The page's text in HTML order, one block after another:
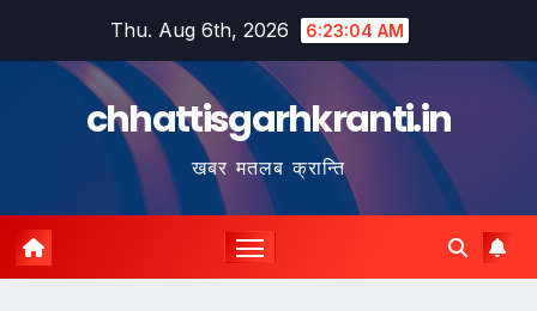
Thu. Aug 6th, 2026 6:23:05 AM
chhattisgarhkranti.in
खबर मतलब क्रान्ति